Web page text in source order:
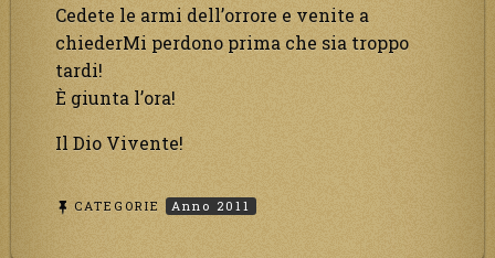
Cedete le armi dell’orrore e venite a
chiederMi perdono prima che sia troppo
tardi!
È giunta l’ora!
Il Dio Vivente!
CATEGORIE Anno 2011